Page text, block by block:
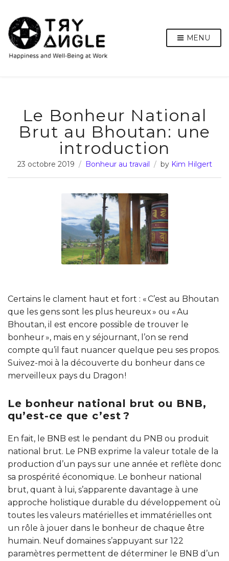
MENU
Le Bonheur National
Brut au Bhoutan: une
introduction
23 octobre 2019 Bonheur au travail by Kim Hilgert
Certains le clament haut et fort : « C’est au Bhoutan
que les gens sont les plus heureux » ou « Au
Bhoutan, il est encore possible de trouver le
bonheur », mais en y séjournant, l’on se rend
compte qu’il faut nuancer quelque peu ses propos.
Suivez-moi à la découverte du bonheur dans ce
merveilleux pays du Dragon !
Le bonheur national brut ou BNB,
qu’est-ce que c’est ?
En fait, le BNB est le pendant du PNB ou produit
national brut. Le PNB exprime la valeur totale de la
production d’un pays sur une année et reflète donc
sa prospérité économique. Le bonheur national
brut, quant à lui, s’apparente davantage à une
approche holistique durable du développement où
toutes les valeurs matérielles et immatérielles ont
un rôle à jouer dans le bonheur de chaque être
humain. Neuf domaines s’appuyant sur 122
paramètres permettent de déterminer le BNB d’un